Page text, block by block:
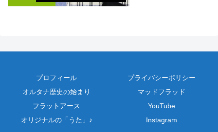
プロフィール
プライバシーポリシー
オルタナ歴史の始まり
マッドフラッド
フラットアース
YouTube
オリジナルの「うた」♪
Instagram